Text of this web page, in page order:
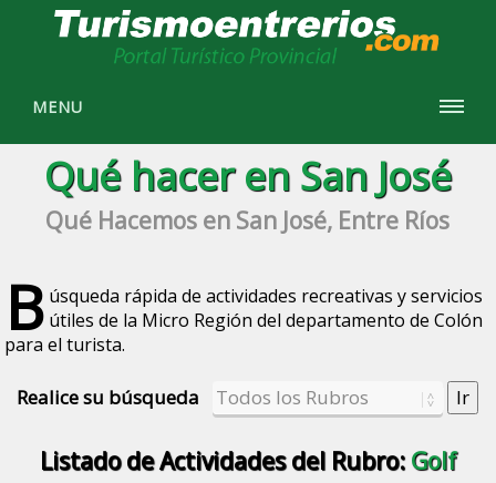
MENU
Qué hacer en San José
Qué Hacemos en San José, Entre Ríos
B úsqueda rápida de actividades recreativas y servicios
útiles de la Micro Región del departamento de Colón
para el turista.
Realice su búsqueda
Listado de Actividades del Rubro: Golf